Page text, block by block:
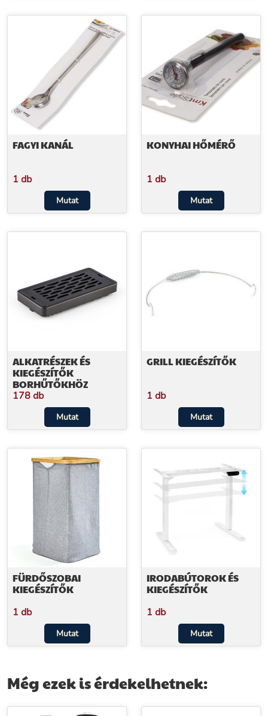
FAGYI KANÁL
1 db
Mutat
KONYHAI HŐMÉRŐ
1 db
Mutat
ALKATRÉSZEK ÉS
KIEGÉSZÍTŐK
BORHŰTŐKHÖZ
178 db
Mutat
GRILL KIEGÉSZÍTŐK
1 db
Mutat
FÜRDŐSZOBAI
KIEGÉSZÍTŐK
1 db
Mutat
IRODABÚTOROK ÉS
KIEGÉSZÍTŐK
1 db
Mutat
Még ezek is érdekelhetnek: